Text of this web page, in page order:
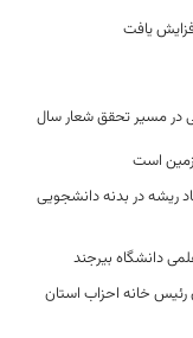
ریشه در بدنه دانشجویی
دانشگاه بیرجند
رئیس خانه احزاب استان